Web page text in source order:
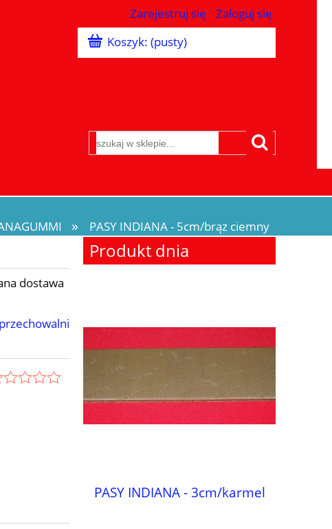
Zarejestruj się
Zaloguj się
Koszyk: (pusty)
» PASY INDIANA - 5cm/brąz ciemny
dostawa
Produkt dnia
czarny PASY INDIANA - 3cm/karmel